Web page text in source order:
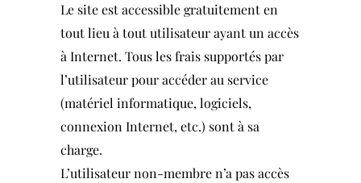
Le site est accessible gratuitement en
tout lieu à tout utilisateur ayant un accès
à Internet. Tous les frais supportés par
l’utilisateur pour accéder au service
(matériel informatique, logiciels,
connexion Internet, etc.) sont à sa
charge.
L’utilisateur non-membre n’a pas accès